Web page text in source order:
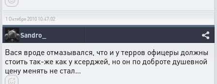
1 Октября 2010 10:47:02
Sandro_
Вася вроде отмазывался, что и у терров офицеры должны
стоить так-же как у ксерджей, но он по доброте душевной
цену менять не стал...